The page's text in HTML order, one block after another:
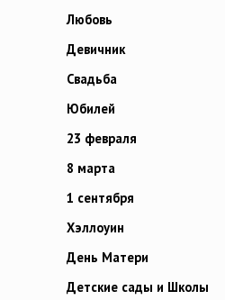
Любовь
Девичник
Свадьба
Юбилей
23 февраля
8 марта
1 сентября
Хэллоуин
День Матери
Детские сады и Школы